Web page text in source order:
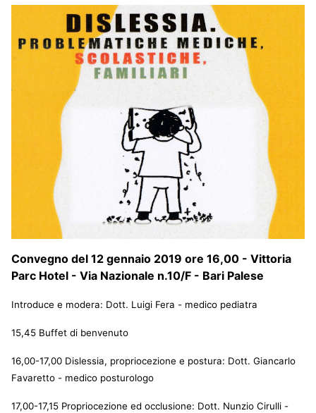
Convegno del 12 gennaio 2019 ore 16,00 - Vittoria
Parc Hotel - Via Nazionale n.10/F - Bari Palese
Introduce e modera: Dott. Luigi Fera - medico pediatra
15,45 Buffet di benvenuto
16,00-17,00 Dislessia, propriocezione e postura: Dott. Giancarlo
Favaretto - medico posturologo
17,00-17,15 Propriocezione ed occlusione: Dott. Nunzio Cirulli -